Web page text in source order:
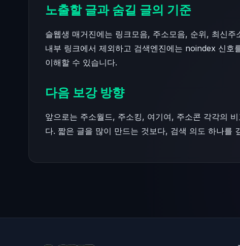
노출할 글과 숨길 글의 기준
슬웹생 매거진에는 링크모음, 주소모음, 순위, 최신
내부 링크에서 제외하고 검색엔진에는 noindex 신호
이해할 수 있습니다.
다음 보강 방향
앞으로는 주소월드, 주소킹, 여기여, 주소콘 각각의
다. 짧은 글을 많이 만드는 것보다, 검색 의도 하나를